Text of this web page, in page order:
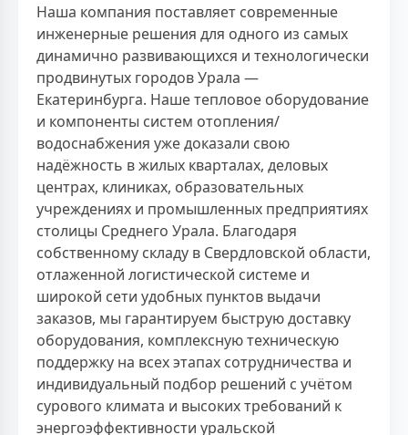
Наша компания поставляет современные
инженерные решения для одного из самых
динамично развивающихся и технологически
продвинутых городов Урала —
Екатеринбурга. Наше тепловое оборудование
и компоненты систем отопления/
водоснабжения уже доказали свою
надёжность в жилых кварталах, деловых
центрах, клиниках, образовательных
учреждениях и промышленных предприятиях
столицы Среднего Урала. Благодаря
собственному складу в Свердловской области,
отлаженной логистической системе и
широкой сети удобных пунктов выдачи
заказов, мы гарантируем быструю доставку
оборудования, комплексную техническую
поддержку на всех этапах сотрудничества и
индивидуальный подбор решений с учётом
сурового климата и высоких требований к
энергоэффективности уральской